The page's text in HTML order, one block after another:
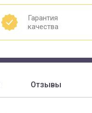
Гарантия
качества
Отзывы